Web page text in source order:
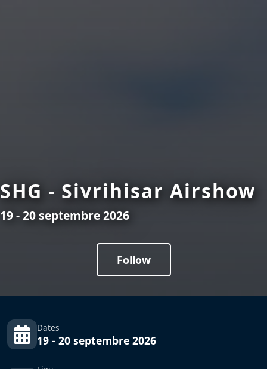
SHG - Sivrihisar Airshow
19 - 20 septembre 2026
Follow
Dates
19 - 20 septembre 2026